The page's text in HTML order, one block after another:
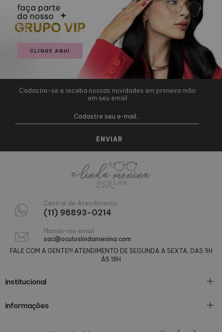
Central de Atendimento
(11) 98893-0214
Mande-me email
sac@oculoslindamenina.com
FALE COM A GENTE!!! ATENDIMENTO DE SEGUNDA A SEXTA, DAS 9H
ÀS 18H
institucional
informações
Cadastre-se e receba nossas novidades em primeira mão
em seu email